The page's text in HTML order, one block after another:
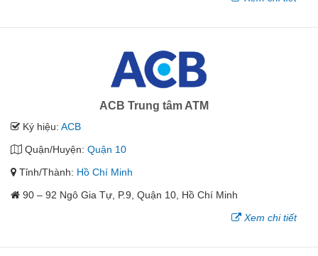
ACB Trung tâm ATM
Ký hiệu: ACB
Quận/Huyện: Quận 10
Tỉnh/Thành: Hồ Chí Minh
90 – 92 Ngô Gia Tự, P.9, Quận 10, Hồ Chí Minh
Xem chi tiết